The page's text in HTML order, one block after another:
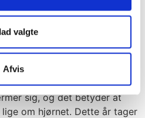
valgte
Afvis
–
Edition: En Aften Man Ikke
sig, og det betyder at
om hjørnet. Dette år tager